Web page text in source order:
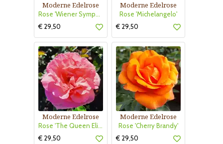
Moderne Edelrose
Rose 'Wiener Symphoniker'
€ 29,50
Moderne Edelrose
Rose 'Michelangelo'
€ 29,50
Moderne Edelrose
Rose 'The Queen Elizabeth Rose'
€ 29,50
Moderne Edelrose
Rose 'Cherry Brandy'
€ 29,50